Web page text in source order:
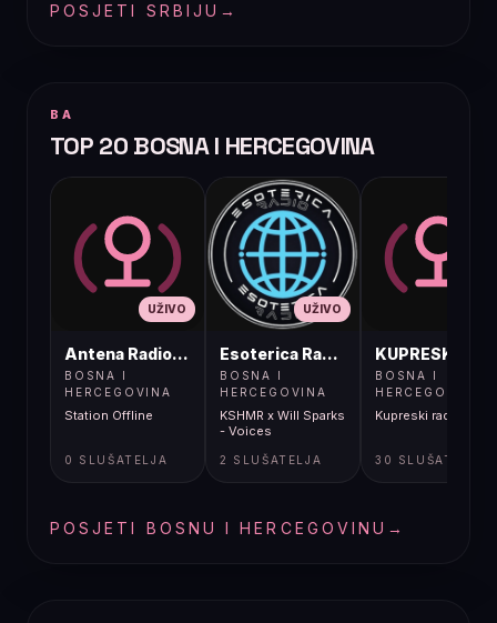
POSJETI SRBIJU →
BA
TOP 20 BOSNA I HERCEGOVINA
UŽIVO
Antena Radio, Jelah Tešanj
BOSNA I
HERCEGOVINA
Station Offline
0 SLUŠATELJA
UŽIVO
Esoterica Radio S1
BOSNA I
HERCEGOVINA
KSHMR x Will Sparks
- Voices
2 SLUŠATELJA
BOSNA I
HERCEGOVINA
Kupreski radio
30 SLUŠATELJA
POSJETI BOSNU I HERCEGOVINU →